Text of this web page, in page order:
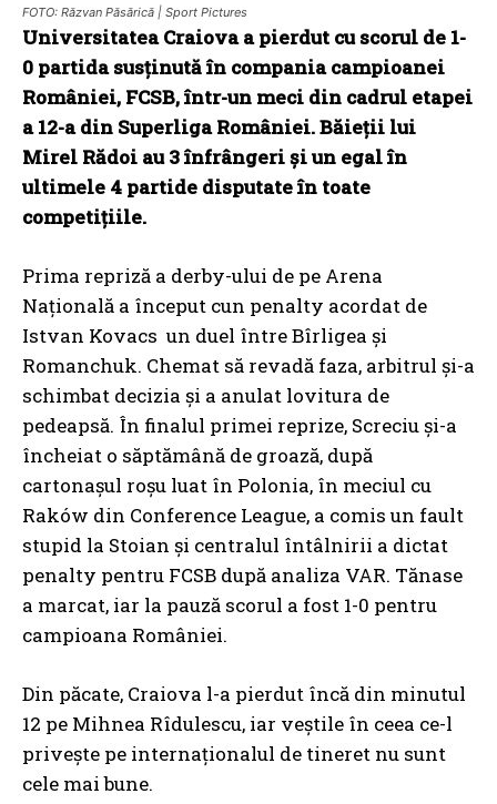
FOTO: Răzvan Păsărică | Sport Pictures
Universitatea Craiova a pierdut cu scorul de 1-
0 partida susținută în compania campioanei
României, FCSB, într-un meci din cadrul etapei
a 12-a din Superliga României. Băieții lui
Mirel Rădoi au 3 înfrângeri şi un egal în
ultimele 4 partide disputate în toate
competițiile.
Prima repriză a derby-ului de pe Arena
Națională a început cun penalty acordat de
Istvan Kovacs un duel între Bîrligea și
Romanchuk. Chemat să revadă faza, arbitrul și-a
schimbat decizia și a anulat lovitura de
pedeapsă. În finalul primei reprize, Screciu și-a
încheiat o săptămână de groază, după
cartonașul roșu luat în Polonia, în meciul cu
Raków din Conference League, a comis un fault
stupid la Stoian și centralul întâlnirii a dictat
penalty pentru FCSB după analiza VAR. Tănase
a marcat, iar la pauză scorul a fost 1-0 pentru
campioana României.
Din păcate, Craiova l-a pierdut încă din minutul
12 pe Mihnea Rîdulescu, iar veștile în ceea ce-l
privește pe internaționalul de tineret nu sunt
cele mai bune.